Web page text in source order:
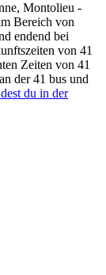
Montolieu -
Bereich von
endend bei
von 41
Zeiten von 41
der 41 bus und
du in der